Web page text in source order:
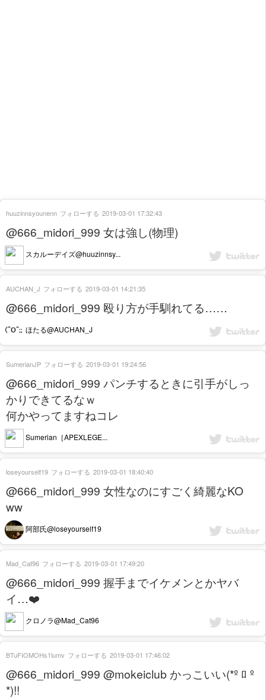
@666_midori_999 女は強し(物理)
スカルーデイズ@huuzinnsy...
huuzinnsyounenn フォローする 2019-03-01 17:32:43
@666_midori_999 殴り方が手馴れてる……
ほたる@AUCHAN_J
AUCHAN_J フォローする 2019-03-01 14:21:35
@666_midori_999 パンチするときに引手がしっ
かりできてるなｗ
何かやってますねコレ
Sumerian［APEXLEGE...
SumerianJP フォローする 2019-03-01 19:24:56
@666_midori_999 女性なのにすごく綺麗なKO
ww
阿部氏@loseyourself19
loseyourself19 フォローする 2019-03-01 18:40:40
@666_midori_999 握手までイケメンとかヤバ
イ…❤️
クロノラ@Mad_Cat96
Mad_Cat96 フォローする 2019-03-01 17:49:20
@666_midori_999 @mokeiclub かっこいい(*º ﾛ º
*)!!
BTuFIOMOHs1lumv フォローする 2019-03-01 17:46:02